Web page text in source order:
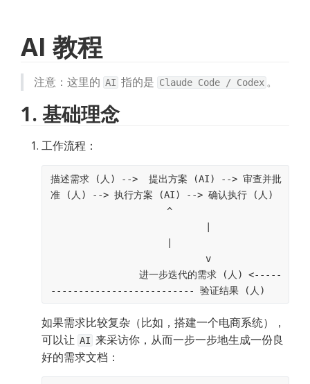
AI 教程
注意：这里的 AI 指的是 Claude Code / Codex 。
1. 基础理念
工作流程：
描述需求 (人) -->  提出方案 (AI) --> 审查并批
准 (人) --> 执行方案 (AI) --> 确认执行 (人)
v
-------------------------- 验证结果 (人)
如果需求比较复杂（比如，搭建一个电商系统），
可以让 AI 来采访你，从而一步一步地生成一份良
好的需求文档：